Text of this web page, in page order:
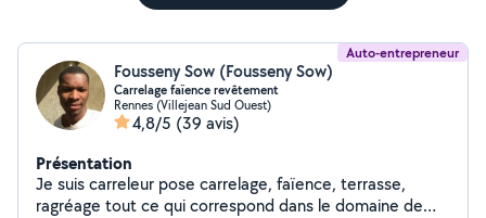
Auto-entrepreneur
Fousseny Sow (Fousseny Sow)
Carrelage faïence revêtement
Rennes (Villejean Sud Ouest)
4,8/5 (39 avis)
Présentation
Je suis carreleur pose carrelage, faïence, terrasse,
ragréage tout ce qui correspond dans le domaine de